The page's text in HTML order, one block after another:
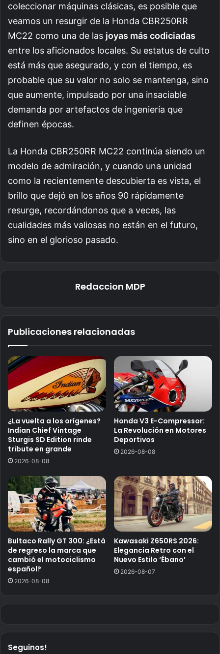
coleccionar máquinas clásicas, es posible que
veamos un resurgir de la Honda CBR250RR
MC22 como una de las joyas más codiciadas
entre los aficionados locales. Su estatus de culto
está más que asegurado, y con el tiempo, es
probable que su valor no solo se mantenga, sino
que aumente, impulsado por una insaciable
demanda por artefactos de ingeniería que
definen épocas.
La Honda CBR250RR MC22 continúa siendo un
modelo de admiración, y cuando una unidad
como la recientemente descubierta es vista, el
brillo que dejó en los años 90 rápidamente
resurge, recordándonos que a veces, las
cualidades más valiosas no están en el futuro,
sino en el glorioso pasado.
Redaccion MDP
Publicaciones relacionadas
¿La vuelta a los orígenes?
Indian Chief Vintage
Sturgis SD Edition rinde
tribute en grande
2026-08-08
Honda V3 E-Compressor:
La Revolución en Motores
Deportivos
2026-08-08
Bultaco Rally GT 300: ¿Está
de regreso la marca que
cambió el motociclismo
español?
2026-08-08
Kawasaki Z650RS 2026:
Elegancia Retro con el
Nuevo Estilo ‘Ébano’
2026-08-07
Seguinos!